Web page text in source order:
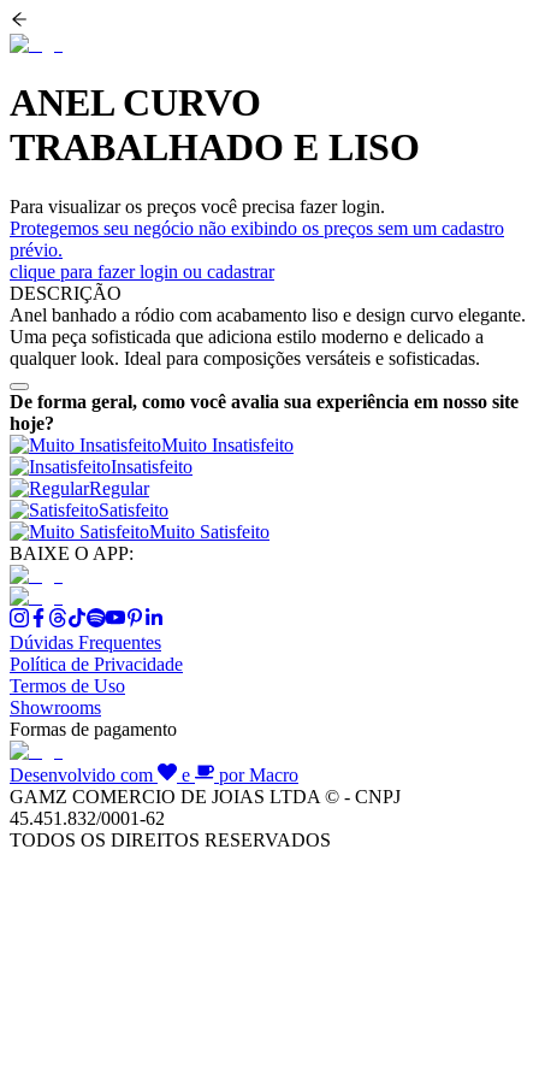
ANEL CURVO
TRABALHADO E LISO
Para visualizar os preços você precisa fazer login.
Protegemos seu negócio não exibindo os preços sem um cadastro
prévio.
clique para fazer login ou cadastrar
DESCRIÇÃO
Anel banhado a ródio com acabamento liso e design curvo elegante.
Uma peça sofisticada que adiciona estilo moderno e delicado a
qualquer look. Ideal para composições versáteis e sofisticadas.
De forma geral, como você avalia sua experiência em nosso site
hoje?
Muito Insatisfeito
Insatisfeito
Regular
Satisfeito
Muito Satisfeito
BAIXE O APP:
Dúvidas Frequentes
Política de Privacidade
Termos de Uso
Showrooms
Formas de pagamento
Desenvolvido com e
por Macro
GAMZ COMERCIO DE JOIAS LTDA © - CNPJ
45.451.832/0001-62
TODOS OS DIREITOS RESERVADOS